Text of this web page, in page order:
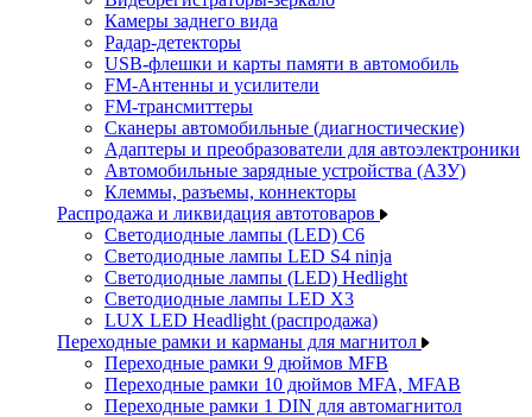
Камеры заднего вида
Радар-детекторы
USB-флешки и карты памяти в автомобиль
FM-Антенны и усилители
FM-трансмиттеры
Сканеры автомобильные (диагностические)
Адаптеры и преобразователи для автоэлектроники
Автомобильные зарядные устройства (АЗУ)
Клеммы, разъемы, коннекторы
Распродажа и ликвидация автотоваров
Светодиодные лампы (LED) C6
Светодиодные лампы LED S4 ninja
Светодиодные лампы (LED) Hedlight
Светодиодные лампы LED X3
LUX LED Headlight (распродажа)
Переходные рамки и карманы для магнитол
Переходные рамки 9 дюймов MFB
Переходные рамки 10 дюймов MFA, MFAB
Переходные рамки 1 DIN для автомагнитол